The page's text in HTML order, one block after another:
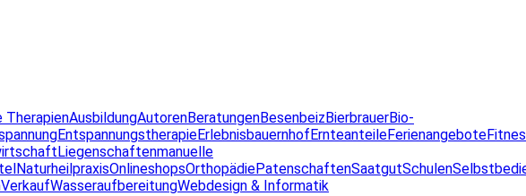
TherapienAusbildungAutorenBeratungenBesenbeizBierbrauerBio-
EntspannungstherapieErlebnisbauernhofErnteanteileFerienangebote
Liegenschaftenmanuelle
NaturheilpraxisOnlineshopsOrthopädiePatenschaftenSaatgutSchulen
VerkaufWasseraufbereitungWebdesign & Informatik